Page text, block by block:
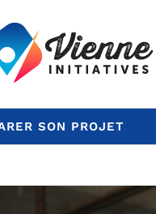
SON PROJET